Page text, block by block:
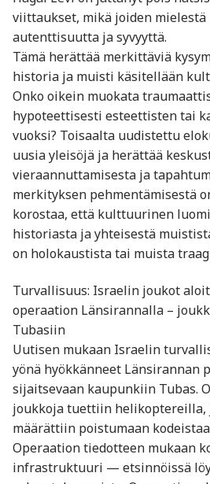
viittaukset, mikä joiden
autenttisuutta ja syvyyttä.
Tämä herättää merkittäviä
historia ja muisti käsitellään
Onko oikein muokata
hypoteettisesti esteettisten tai
vuoksi? Toisaalta uudistettu
uusia yleisöjä ja herättää
vieraannuttamisesta ja
merkityksen pehmentämisestä
korostaa, että kulttuurinen
historiasta ja yhteisestä
on holokaustista tai muista
Turvallisuus: Israelin joukot
operaation Länsirannalla –
Tubasiin
Uutisen mukaan Israelin
yönä hyökkänneet Länsirannan
sijaitsevaan kaupunkiin Tubas.
joukkoja tuettiin helikoptereilla,
määrättiin poistumaan
Operaation tiedotteen mukaan
infrastruktuuri — etsinnöissä